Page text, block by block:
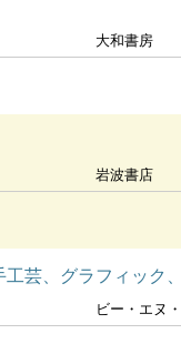
大和書房
岩波書店
、テキスタイル、ファ
ビー・エヌ